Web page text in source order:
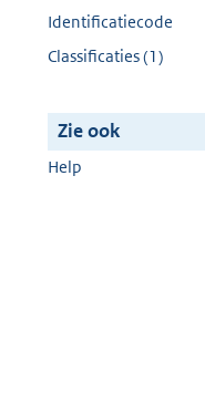
Identificatiecode
Classificaties (1)
Zie ook
Help